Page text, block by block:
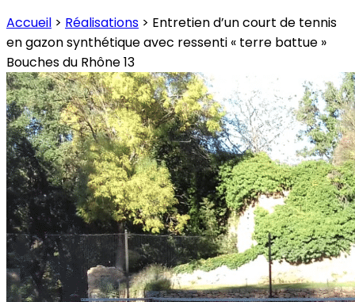
Accueil > Réalisations > Entretien d’un court de tennis
en gazon synthétique avec ressenti « terre battue »
Bouches du Rhône 13